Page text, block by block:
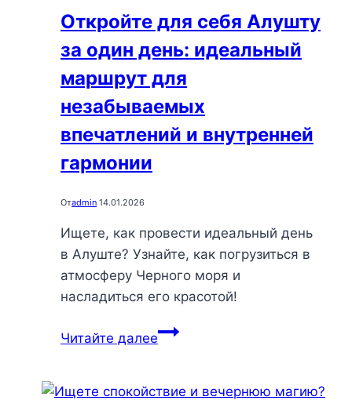
моря
Откройте для себя Алушту
за один день: идеальный
маршрут для
незабываемых
впечатлений и внутренней
гармонии
Отadmin 14.01.2026
Ищете, как провести идеальный день
в Алуште? Узнайте, как погрузиться в
атмосферу Черного моря и
насладиться его красотой!
Читайте далееОткройте
Алушту